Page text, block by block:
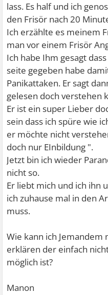
lass. Es half und ich
den Frisör nach 20
Ich erzählte es meinem
man vor einem Frisör
Ich habe Ihm gesagt
seite gegeben habe
Panikattaken. Er sagt
gelesen doch verstehen
Er ist ein super Lieber
sein dass ich spüre wie
er möchte nicht
doch nur EInbildung ".
Jetzt bin ich wieder
nicht so.
Er liebt mich und ich ihn
ich zuhause mal in den
muss.
Wie kann ich
erklären der einfach
möglich ist?
Manon